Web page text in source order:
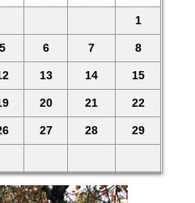
1
5 6 7 8
13 14 15
20 21 22
27 28 29